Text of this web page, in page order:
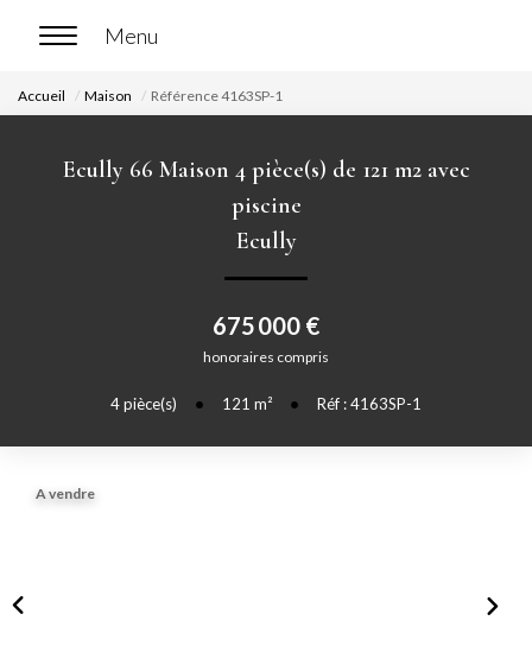
ACCUEIL
ACHETER
Nos biens en vente
Chasse immobilière
Accueil Maison Référence 4163SP-1
Ecully 66 Maison 4 pièce(s) de 121 m2 avec
piscine
Ecully
675 000 €
honoraires compris
4pièce(s) • 121 m² • Réf : 4163SP-1
A vendre